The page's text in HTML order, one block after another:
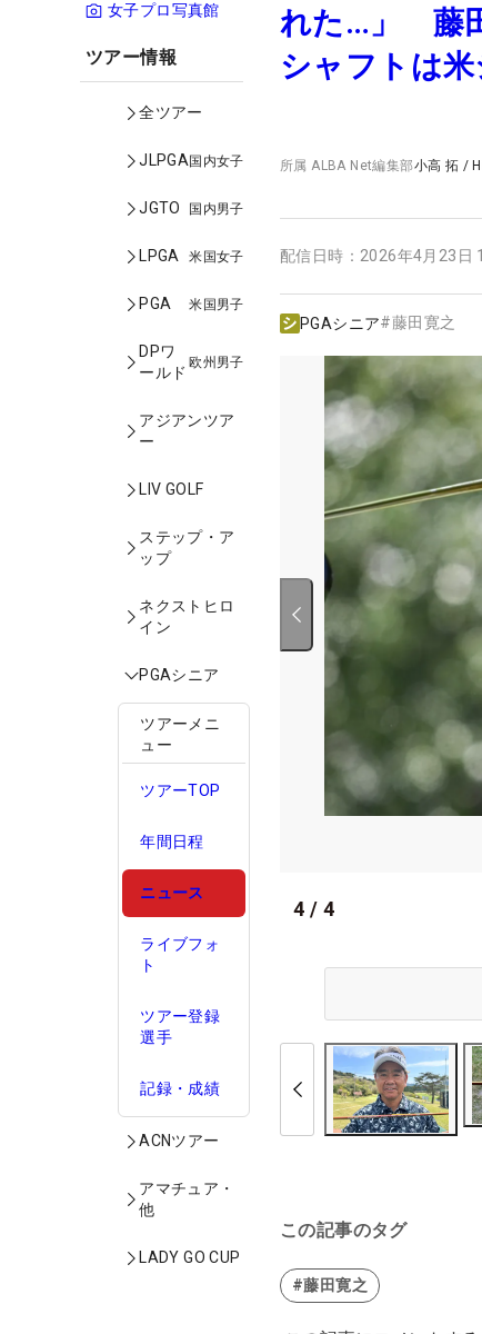
女子プロ写真館
ツアー情報
全ツアー
JLPGA国内女子
JGTO 国内男子
LPGA 米国女子
PGA 米国男子
DPワ
ールド
欧州男子
アジアンツア
ー
LIV GOLF
ステップ・ア
ップ
ネクストヒロ
イン
PGAシニア
ツアーメニ
ュー
ツアーTOP
年間日程
ニュース
ライブフォ
ト
ツアー登録
選手
記録・成績
ACNツアー
アマチュア・
他
LADY GO CUP
れた…」 藤
シャフトは
所属ALBA Net編集部小高 拓 /
配信日時： 2026年4月23日
PGAシニア#藤田寛之
4 / 4
この記事のタグ
#藤田寛之